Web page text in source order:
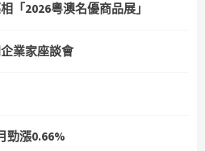
「2026粵澳名優商品展」
業家座談會
勁漲0.66%